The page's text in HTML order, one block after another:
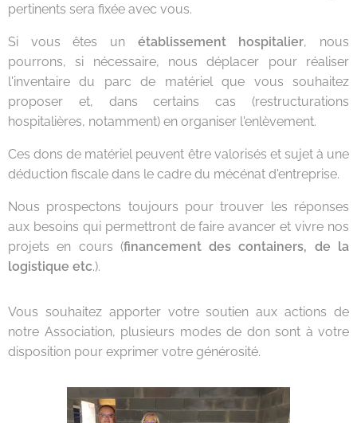
pertinents sera fixée avec vous.
Si vous êtes un établissement hospitalier, nous
pourrons, si nécessaire, nous déplacer pour réaliser
l'inventaire du parc de matériel que vous souhaitez
proposer et, dans certains cas (restructurations
hospitalières, notamment) en organiser l'enlèvement.
Ces dons de matériel peuvent être valorisés et sujet à une
déduction fiscale dans le cadre du mécénat d'entreprise.
Nous prospectons toujours pour trouver les réponses
aux besoins qui permettront de faire avancer et vivre nos
projets en cours (financement des containers, de la
logistique etc.).
Vous souhaitez apporter votre soutien aux actions de
notre Association, plusieurs modes de don sont à votre
disposition pour exprimer votre générosité.